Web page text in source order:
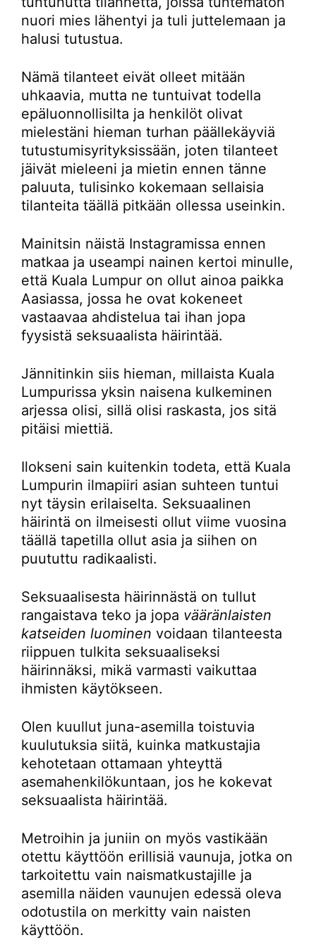
nuori mies lähentyi ja tuli juttelemaan ja
halusi tutustua.
Nämä tilanteet eivät olleet mitään
uhkaavia, mutta ne tuntuivat todella
epäluonnollisilta ja henkilöt olivat
mielestäni hieman turhan päällekäyviä
tutustumisyrityksissään, joten tilanteet
jäivät mieleeni ja mietin ennen tänne
paluuta, tulisinko kokemaan sellaisia
tilanteita täällä pitkään ollessa useinkin.
Mainitsin näistä Instagramissa ennen
matkaa ja useampi nainen kertoi minulle,
että Kuala Lumpur on ollut ainoa paikka
Aasiassa, jossa he ovat kokeneet
vastaavaa ahdistelua tai ihan jopa
fyysistä seksuaalista häirintää.
Jännitinkin siis hieman, millaista Kuala
Lumpurissa yksin naisena kulkeminen
arjessa olisi, sillä olisi raskasta, jos sitä
pitäisi miettiä.
Ilokseni sain kuitenkin todeta, että Kuala
Lumpurin ilmapiiri asian suhteen tuntui
nyt täysin erilaiselta. Seksuaalinen
häirintä on ilmeisesti ollut viime vuosina
täällä tapetilla ollut asia ja siihen on
puututtu radikaalisti.
Seksuaalisesta häirinnästä on tullut
rangaistava teko ja jopa vääränlaisten
katseiden luominen voidaan tilanteesta
riippuen tulkita seksuaaliseksi
häirinnäksi, mikä varmasti vaikuttaa
ihmisten käytökseen.
Olen kuullut juna-asemilla toistuvia
kuulutuksia siitä, kuinka matkustajia
kehotetaan ottamaan yhteyttä
asemahenkilökuntaan, jos he kokevat
seksuaalista häirintää.
Metroihin ja juniin on myös vastikään
otettu käyttöön erillisiä vaunuja, jotka on
tarkoitettu vain naismatkustajille ja
asemilla näiden vaunujen edessä oleva
odotustila on merkitty vain naisten
käyttöön.